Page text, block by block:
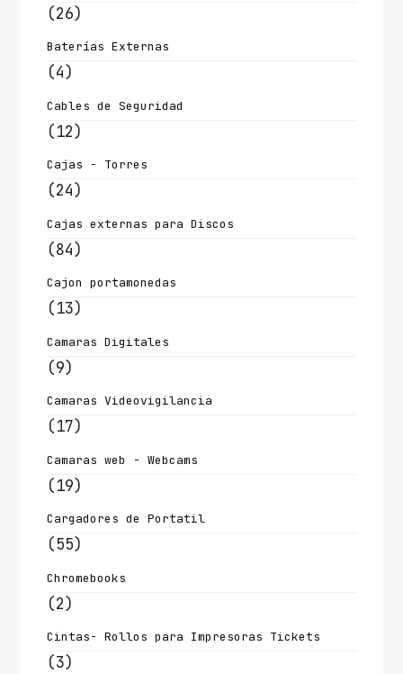
(26)
Baterías Externas
(4)
Cables de Seguridad
(12)
Cajas - Torres
(24)
Cajas externas para Discos
(84)
Cajon portamonedas
(13)
Camaras Digitales
(9)
Camaras Videovigilancia
(17)
Camaras web - Webcams
(19)
Cargadores de Portatil
(55)
Chromebooks
(2)
Cintas- Rollos para Impresoras Tickets
(3)